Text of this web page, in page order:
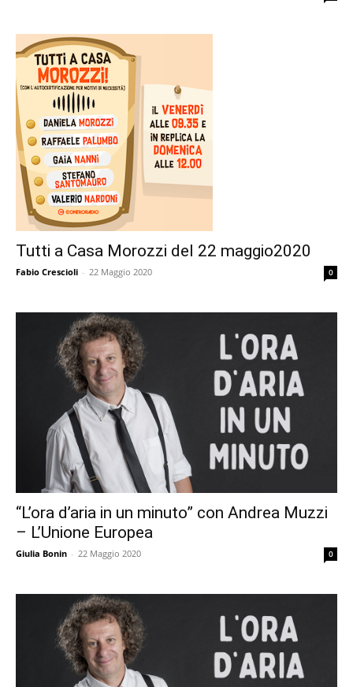
Tutti a Casa Morozzi del 22 maggio2020
Fabio Crescioli - 22 Maggio 2020 0
“L’ora d’aria in un minuto” con Andrea Muzzi
– L’Unione Europea
Giulia Bonin - 22 Maggio 2020 0